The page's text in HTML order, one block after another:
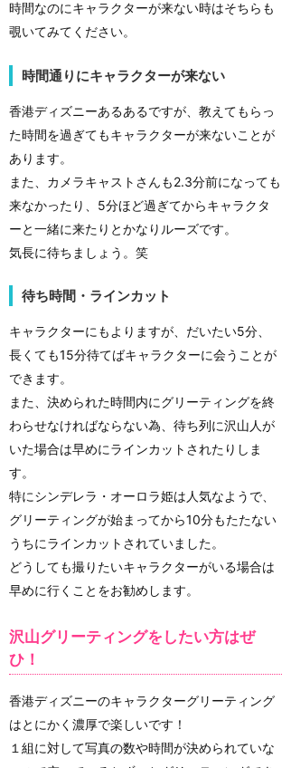
時間なのにキャラクターが来ない時はそちらも
覗いてみてください。
時間通りにキャラクターが来ない
香港ディズニーあるあるですが、教えてもらっ
た時間を過ぎてもキャラクターが来ないことが
あります。
また、カメラキャストさんも2.3分前になっても
来なかったり、5分ほど過ぎてからキャラクタ
ーと一緒に来たりとかなりルーズです。
気長に待ちましょう。笑
待ち時間・ラインカット
キャラクターにもよりますが、だいたい5分、
長くても15分待てばキャラクターに会うことが
できます。
また、決められた時間内にグリーティングを終
わらせなければならない為、待ち列に沢山人が
いた場合は早めにラインカットされたりしま
す。
特にシンデレラ・オーロラ姫は人気なようで、
グリーティングが始まってから10分もたたない
うちにラインカットされていました。
どうしても撮りたいキャラクターがいる場合は
早めに行くことをお勧めします。
沢山グリーティングをしたい方はぜ
ひ！
香港ディズニーのキャラクターグリーティング
はとにかく濃厚で楽しいです！
１組に対して写真の数や時間が決められていな